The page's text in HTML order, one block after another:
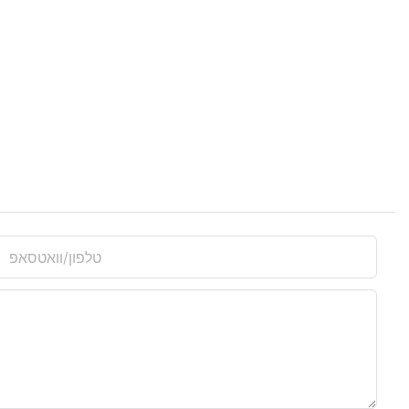
טלפון/וואטסאפ